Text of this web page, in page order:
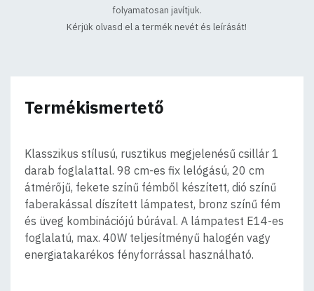
folyamatosan javítjuk.
Kérjük olvasd el a termék nevét és leírását!
Termékismertető
Klasszikus stílusú, rusztikus megjelenésű csillár 1
darab foglalattal. 98 cm-es fix lelógású, 20 cm
átmérőjű, fekete színű fémből készített, dió színű
faberakással díszített lámpatest, bronz színű fém
és üveg kombinációjú búrával. A lámpatest E14-es
foglalatú, max. 40W teljesítményű halogén vagy
energiatakarékos fényforrással használható.